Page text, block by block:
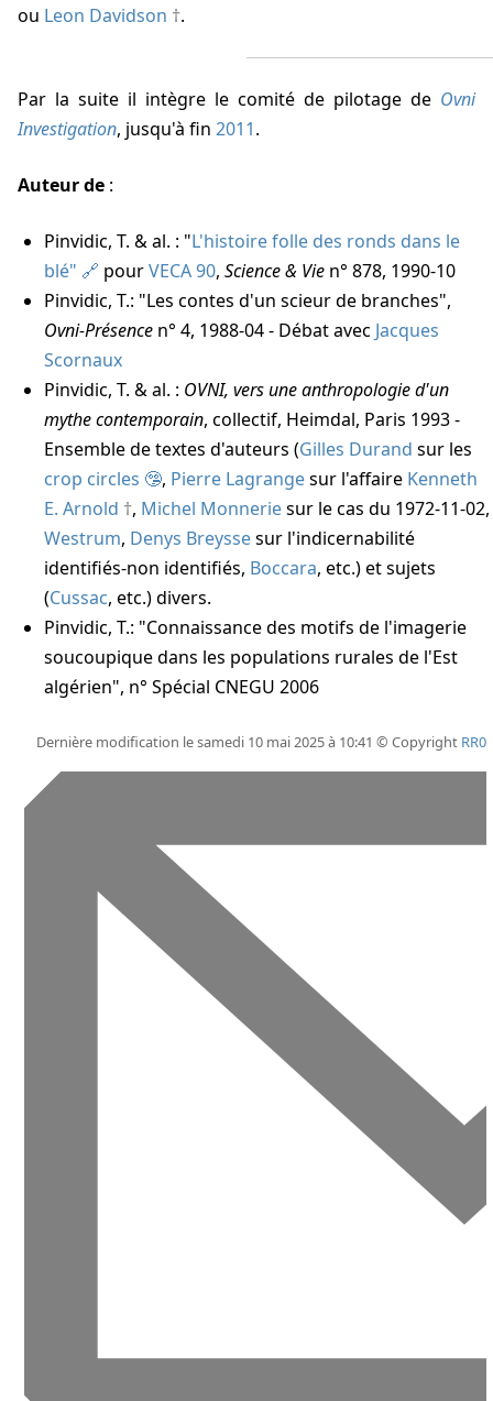
ou Leon Davidson .
Par la suite il intègre le comité de pilotage de Ovni
Investigation, jusqu'à fin 2011.
Auteur de :
Pinvidic, T. & al. : "L'histoire folle des ronds dans le
blé"
pourVECA 90, Science & Vie n° 878, 1990-10
Pinvidic, T.: "Les contes d'un scieur de branches",
Ovni-Présence n° 4, 1988-04 - Débat avec Jacques
Scornaux
Pinvidic, T. & al. : OVNI, vers une anthropologie d'un
mythe contemporain, collectif, Heimdal, Paris 1993 -
Ensemble de textes d'auteurs (Gilles Durand sur les
crop circles
, Pierre Lagrangesur l'affaire Kenneth
E. Arnold
, Michel Monneriesur le cas du 1972-11-02,
Westrum, Denys Breyssesur l'indicernabilité
identifiés-non identifiés, Boccara, etc.) et sujets
(Cussac, etc.) divers.
Pinvidic, T.: "Connaissance des motifs de l'imagerie
soucoupique dans les populations rurales de l'Est
algérien", n° Spécial CNEGU 2006
Dernière modification le samedi 10 mai 2025 à 10:41 © Copyright RR0